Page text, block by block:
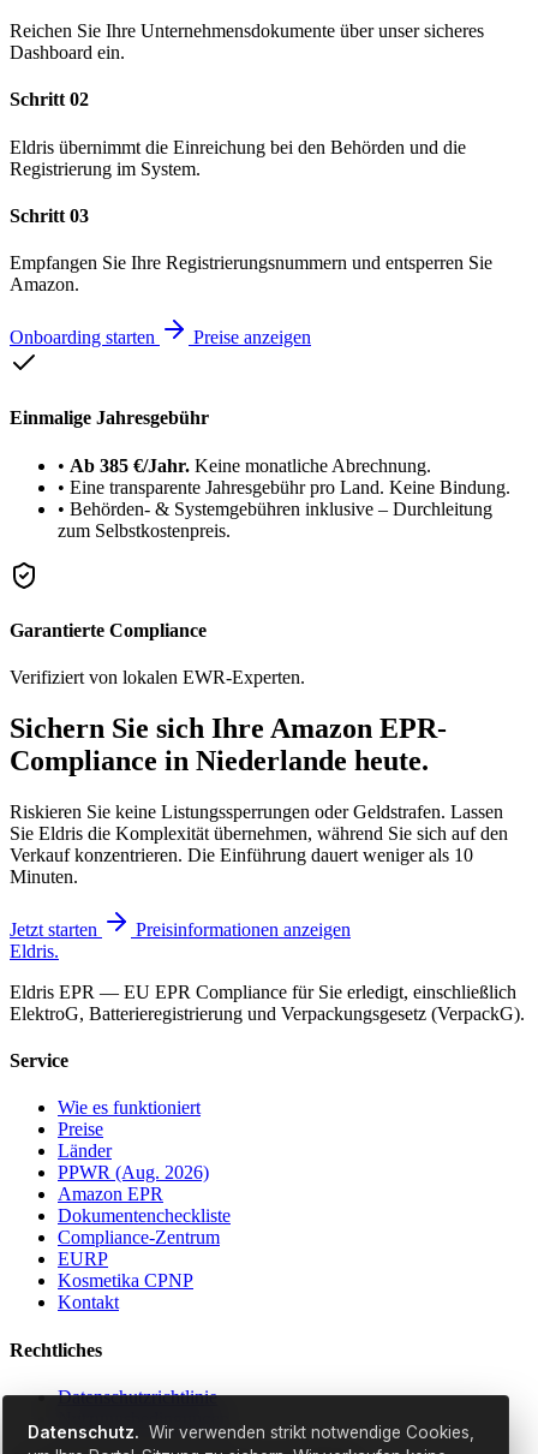
Reichen Sie Ihre Unternehmensdokumente über unser sicheres
Dashboard ein.
Schritt 02
Eldris übernimmt die Einreichung bei den Behörden und die
Registrierung im System.
Schritt 03
Empfangen Sie Ihre Registrierungsnummern und entsperren Sie
Amazon.
Onboarding starten Preise anzeigen
Einmalige Jahresgebühr
• Ab 385 €/Jahr. Keine monatliche Abrechnung.
• Eine transparente Jahresgebühr pro Land. Keine Bindung.
• Behörden- & Systemgebühren inklusive – Durchleitung
zum Selbstkostenpreis.
Garantierte Compliance
Verifiziert von lokalen EWR-Experten.
Sichern Sie sich Ihre Amazon EPR-
Compliance in Niederlande heute.
Riskieren Sie keine Listungssperrungen oder Geldstrafen. Lassen
Sie Eldris die Komplexität übernehmen, während Sie sich auf den
Verkauf konzentrieren. Die Einführung dauert weniger als 10
Minuten.
Jetzt starten
Preisinformationen anzeigen
Eldris.
Eldris EPR — EU EPR Compliance für Sie erledigt, einschließlich
ElektroG, Batterieregistrierung und Verpackungsgesetz (VerpackG).
Service
Wie es funktioniert
Preise
Länder
PPWR (Aug. 2026)
Amazon EPR
Dokumentencheckliste
Compliance-Zentrum
EURP
Kosmetika CPNP
Kontakt
Rechtliches
Datenschutzrichtlinie
Datenschutz. Wir verwenden strikt notwendige Cookies,